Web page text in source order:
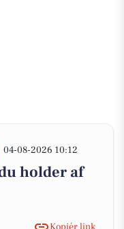
04-08-2026 10:12
holder af